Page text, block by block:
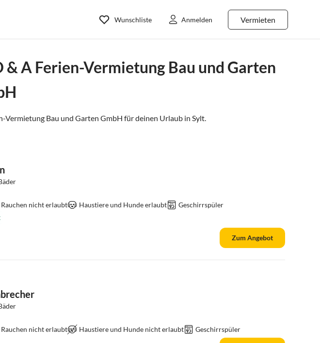
Vermieten
Wunschliste Anmelden
A Ferien-Vermietung Bau und Garten
Vermietung Bau und Garten GmbH für deinen Urlaub in Sylt.
Rauchen nicht erlaubt Haustiere und Hunde erlaubt
Geschirrspüler
Zum Angebot
Rauchen nicht erlaubt Haustiere und Hunde nicht erlaubt Geschirrspüler